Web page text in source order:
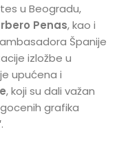
u Beogradu,
Penas, kao i
Španije
izložbe u
upućena i
, koji su dali važan
grafika
.